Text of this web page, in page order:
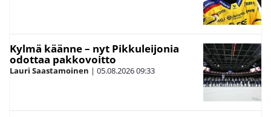
Kylmä käänne – nyt Pikkuleijonia
odottaa pakkovoitto
Lauri Saastamoinen | 05.08.202609:33